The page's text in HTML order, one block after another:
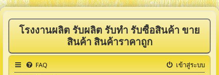
โรงงานผลิต รับผลิต รับทำ รับซื้อสินค้า ขาย
สินค้า สินค้าราคาถูก
FAQ
เข้าสู่ระบบ